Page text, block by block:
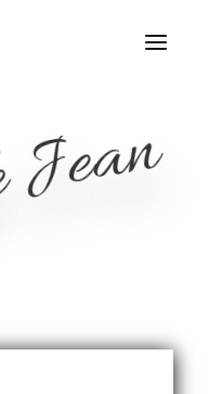
Jean